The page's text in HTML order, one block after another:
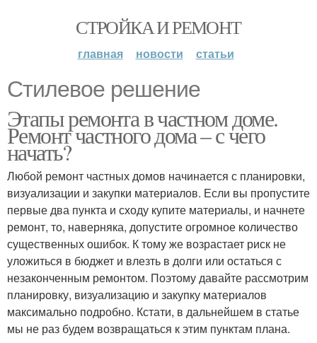
СТРОЙКА И РЕМОНТ
главная новости статьи
Стилевое решение
Этапы ремонта в частном доме.
Ремонт частного дома – с чего
начать?
Любой ремонт частных домов начинается с планировки,
визуализации и закупки материалов. Если вы пропустите
первые два пункта и сходу купите материалы, и начнете
ремонт, то, наверняка, допустите огромное количество
существенных ошибок. К тому же возрастает риск не
уложиться в бюджет и влезть в долги или остаться с
незаконченным ремонтом. Поэтому давайте рассмотрим
планировку, визуализацию и закупку материалов
максимально подробно. Кстати, в дальнейшем в статье
мы не раз будем возвращаться к этим пунктам плана.